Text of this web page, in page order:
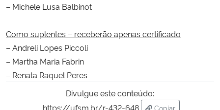
Ministério do Desenvolvimento Regional
Controladoria-Geral da União
Ministério da Mulher, da Família e dos Direitos Humanos
– Michele Lusa Balbinot
Como suplentes – receberão apenas certificado
– Andreli Lopes Piccoli
– Martha Maria Fabrin
– Renata Raquel Peres
Divulgue este conteúdo:
https://ufsm.br/r-432-648
Copiar